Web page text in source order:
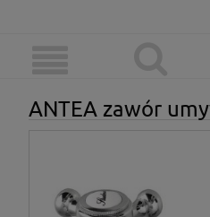
ANTEA zawór